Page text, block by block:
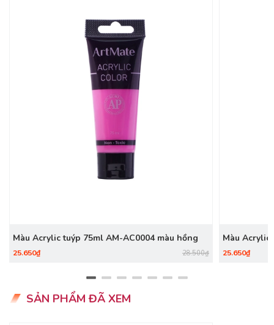
- Màu sắc đa dạng tươi sáng
- Màu mịn, dễ tán, nhanh khô do đó sau khi lấy màu ra khỏi
tuýp cần vặn nắp lại để tránh bị khô màu bên trong
- Mùi màu dễ dàng mất đi ngay sau khi vẽ nên không gây
sự khó chịu và không gây ảnh hưởng nhiều tới không khí
- Màu acrylic có thể ứng dụng vẽ trên vài, quần áo, túi tote,
ốp điện thoại -> DIY các sp của bản thân
HƯỚNG DẪN BẢO QUẢN
Màu Acrylic tuýp 75ml AM-AC0004 màu hồng
25.650₫ 28.500₫
Màu Acrylic
25.650₫
SẢN PHẨM ĐÃ XEM